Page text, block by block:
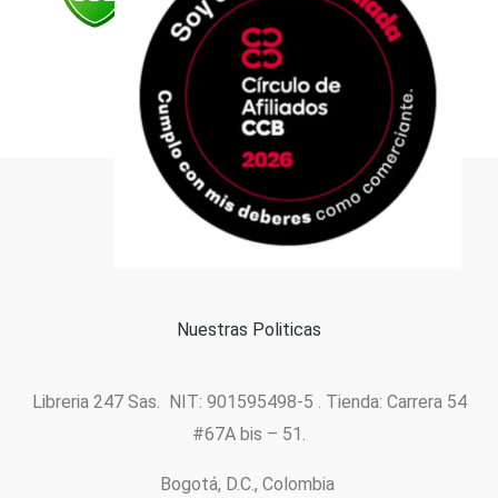
Formas de pago
Nuestras Politicas
Libreria 247 Sas. NIT: 901595498-5 . Tienda: Carrera 54
#67A bis – 51.
Bogotá, D.C., Colombia